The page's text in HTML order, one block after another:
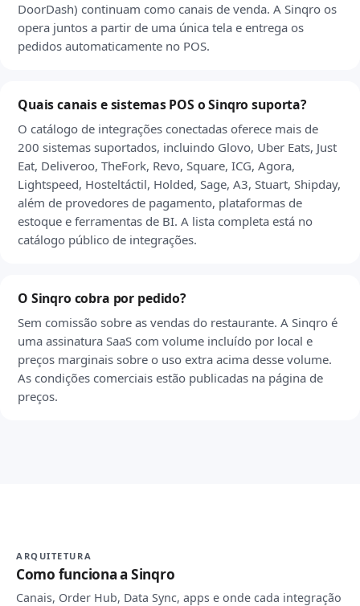
DoorDash) continuam como canais de venda. A Sinqro os
opera juntos a partir de uma única tela e entrega os
pedidos automaticamente no POS.
Quais canais e sistemas POS o Sinqro suporta?
O catálogo de integrações conectadas oferece mais de
200 sistemas suportados, incluindo Glovo, Uber Eats, Just
Eat, Deliveroo, TheFork, Revo, Square, ICG, Agora,
Lightspeed, Hosteltáctil, Holded, Sage, A3, Stuart, Shipday,
além de provedores de pagamento, plataformas de
estoque e ferramentas de BI. A lista completa está no
catálogo público de integrações.
O Sinqro cobra por pedido?
Sem comissão sobre as vendas do restaurante. A Sinqro é
uma assinatura SaaS com volume incluído por local e
preços marginais sobre o uso extra acima desse volume.
As condições comerciais estão publicadas na página de
preços.
ARQUITETURA
Como funciona a Sinqro
Canais, Order Hub, Data Sync, apps e onde cada integração